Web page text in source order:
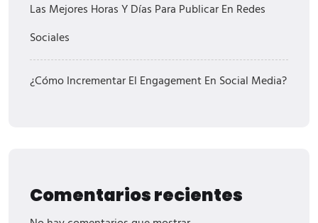
Las Mejores Horas Y Días Para Publicar En Redes
Sociales
¿Cómo Incrementar El Engagement En Social Media?
Comentarios recientes